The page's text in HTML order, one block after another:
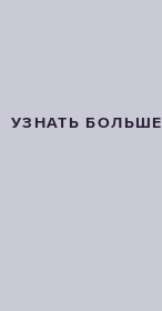
УЗНАТЬ БОЛЬШЕ